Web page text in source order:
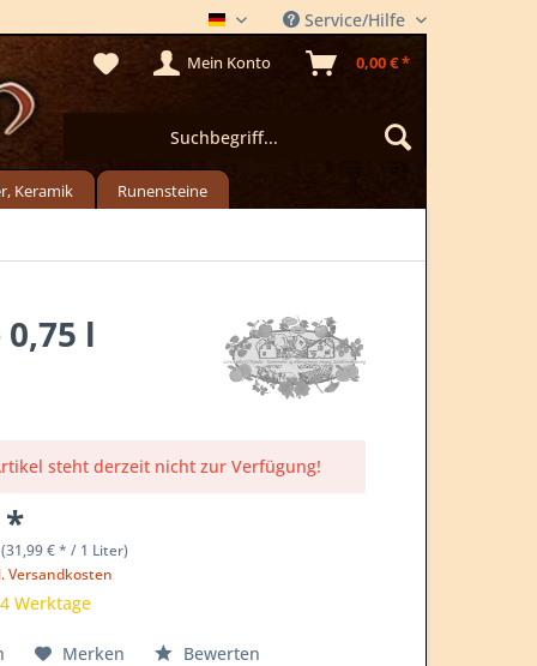
DER METLADENService/Hilfe
Mein Konto 0,00 € *
Keramik Runensteine
l
steht derzeit nicht zur Verfügung!
*
€ * / 1 Liter)
Versandkosten
Werktage
Merken Bewerten